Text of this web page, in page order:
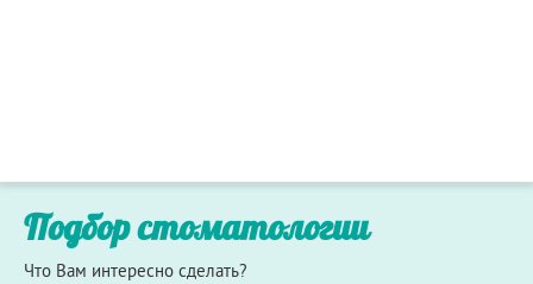
Подбор стоматологии
Что Вам интересно сделать?